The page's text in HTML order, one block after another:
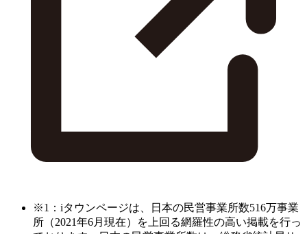
※1：iタウンページは、日本の民営事業所数516万事業
所（2021年6月現在）を上回る網羅性の高い掲載を行っ